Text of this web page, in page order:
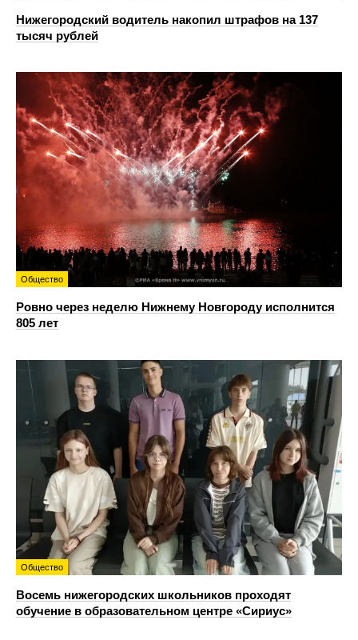
Нижегородский водитель накопил штрафов на 137
тысяч рублей
Общество
Ровно через неделю Нижнему Новгороду исполнится
805 лет
Общество
Восемь нижегородских школьников проходят
обучение в образовательном центре «Сириус»